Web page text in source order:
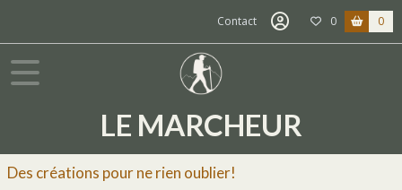
Contact 0 0
LE MARCHEUR
Des créations pour ne rien oublier!